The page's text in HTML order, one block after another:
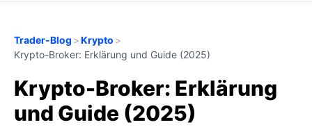
Trader-Blog >Krypto >
Krypto-Broker: Erklärung und Guide (2025)
Krypto-Broker: Erklärung
und Guide (2025)